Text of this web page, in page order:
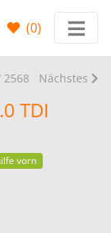
(0)
2568 Nächstes
TDI
vorn